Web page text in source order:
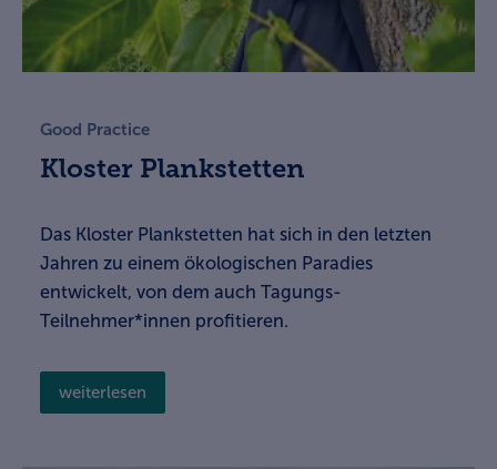
Good Practice
Kloster Plankstetten
Das Kloster Plankstetten hat sich in den letzten
Jahren zu einem ökologischen Paradies
entwickelt, von dem auch Tagungs-
Teilnehmer*innen profitieren.
weiterlesen